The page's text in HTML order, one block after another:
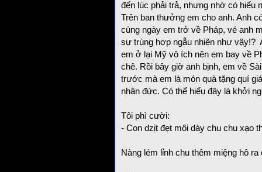
đến lúc phải trả, nhưng nhờ có hiếu
Trên ban thưởng em cho anh. Anh
cùng ngày em trở về Pháp, vé anh
sự trùng hợp ngẫu nhiên như vậy!?
em ở lại Mỹ vô ích nên em bay về
chê. Rồi bây giờ anh bịnh, em về
trước mà em là món quà tặng quí
nhân đức. Có thể hiểu đây là khởi
Tôi phì cười:
- Con dzịt đẹt môi dày chu chu xạo
Nàng lém lỉnh chu thêm miệng hô ra